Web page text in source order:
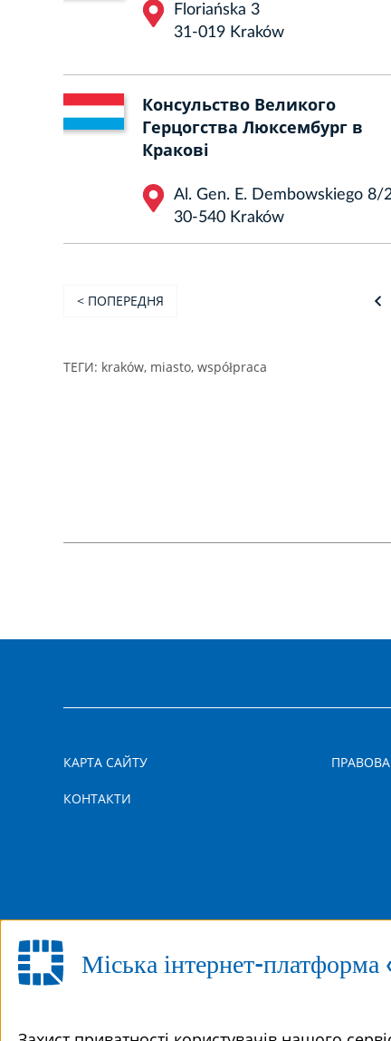
Floriańska 3
31-019 Kraków
Консульство Великого
Герцогства Люксембург в
Кракові
Al. Gen. E. Dembowskiego 8/
30-540 Kraków
< ПОПЕРЕДНЯ
ТЕГИ: kraków, miasto, współpraca
КАРТА САЙТУ
КОНТАКТИ
Міська інтернет-платформа